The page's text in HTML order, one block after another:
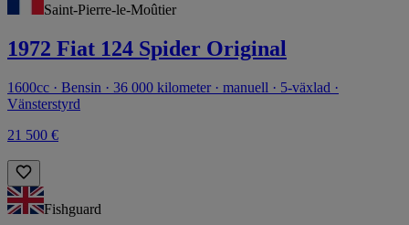
Saint-Pierre-le-Moûtier
1972 Fiat 124 Spider Original
1600cc · Bensin · 36 000 kilometer · manuell · 5-växlad ·
Vänsterstyrd
21 500 €
Fishguard